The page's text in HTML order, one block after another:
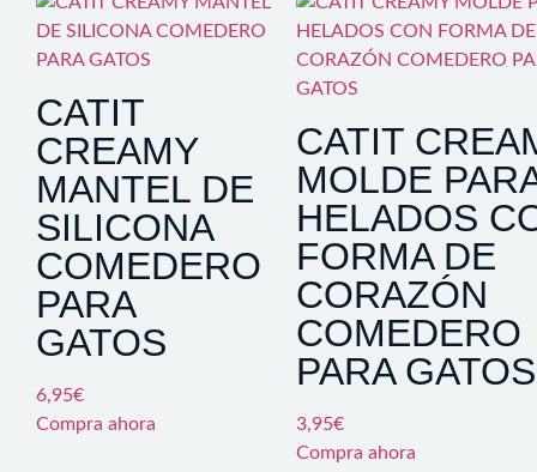
CATIT
CREAMY
MANTEL DE
SILICONA
COMEDERO
PARA
GATOS
6,95€
Compra ahora
CATIT
MOLDE
HELADOS
FORMA DE
CORAZÓN
COMEDERO
PARA GATOS
3,95€
Compra ahora